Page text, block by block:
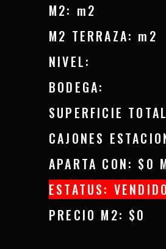
M2: m2
M2 TERRAZA: m2
NIVEL:
BODEGA:
SUPERFICIE
CAJONES
APARTA CON: $0
ESTATUS: VENDIDO
PRECIO M2: $0